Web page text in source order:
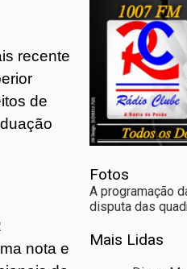
recente
de
nota e
Fotos
A programação
disputa das
Mais Lidas